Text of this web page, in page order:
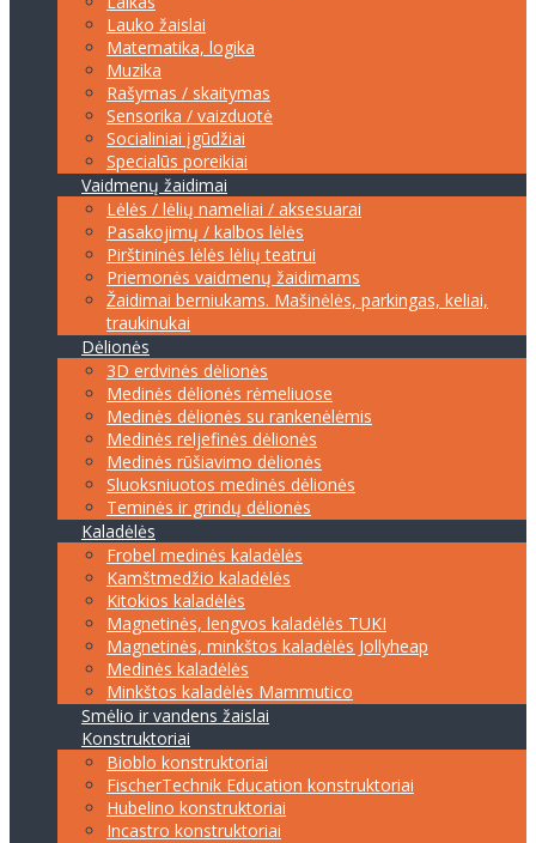
Lauko žaislai
Matematika, logika
Muzika
Rašymas / skaitymas
Sensorika / vaizduotė
Socialiniai įgūdžiai
Specialūs poreikiai
Vaidmenų žaidimai
Lėlės / lėlių nameliai / aksesuarai
Pasakojimų / kalbos lėlės
Pirštininės lėlės lėlių teatrui
Priemonės vaidmenų žaidimams
Žaidimai berniukams. Mašinėlės, parkingas, keliai,
traukinukai
Dėlionės
3D erdvinės dėlionės
Medinės dėlionės rėmeliuose
Medinės dėlionės su rankenėlėmis
Medinės reljefinės dėlionės
Medinės rūšiavimo dėlionės
Sluoksniuotos medinės dėlionės
Teminės ir grindų dėlionės
Kaladėlės
Frobel medinės kaladėlės
Kamštmedžio kaladėlės
Kitokios kaladėlės
Magnetinės, lengvos kaladėlės TUKI
Magnetinės, minkštos kaladėlės Jollyheap
Medinės kaladėlės
Minkštos kaladėlės Mammutico
Smėlio ir vandens žaislai
Konstruktoriai
Bioblo konstruktoriai
FischerTechnik Education konstruktoriai
Hubelino konstruktoriai
Incastro konstruktoriai